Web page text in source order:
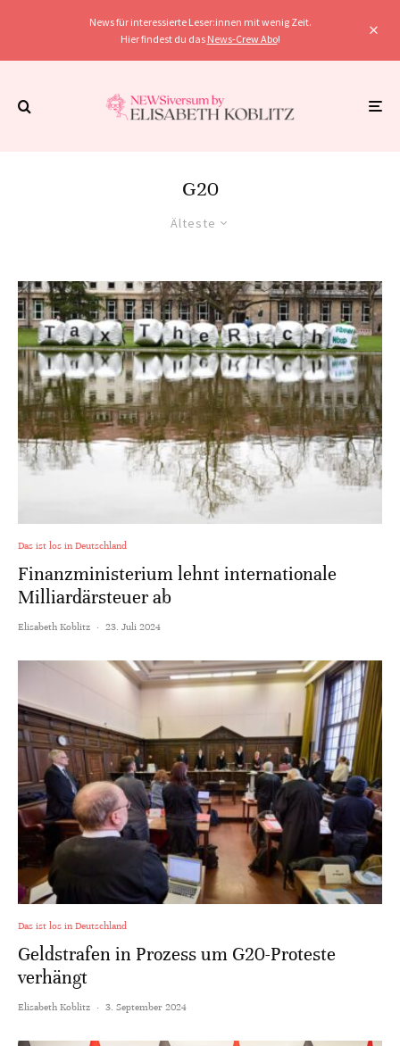
News für interessierte Leser:innen mit wenig Zeit.
Hier findest du das News-Crew Abo!
G20
Älteste
Das ist los in Deutschland
Finanzministerium lehnt internationale
Milliardärsteuer ab
Elisabeth Koblitz · 23. Juli 2024
Das ist los in Deutschland
Geldstrafen in Prozess um G20-Proteste
verhängt
Elisabeth Koblitz · 3. September 2024